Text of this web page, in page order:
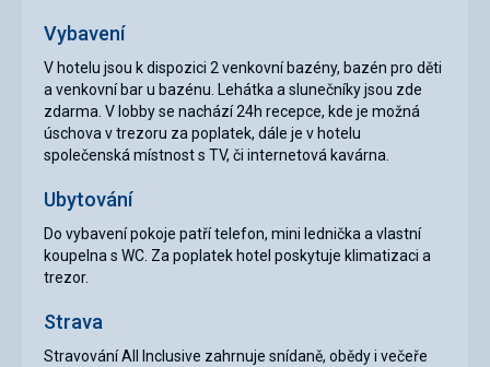
Vybavení
V hotelu jsou k dispozici 2 venkovní bazény, bazén pro děti
a venkovní bar u bazénu. Lehátka a slunečníky jsou zde
zdarma. V lobby se nachází 24h recepce, kde je možná
úschova v trezoru za poplatek, dále je v hotelu
společenská místnost s TV, či internetová kavárna.
Ubytování
Do vybavení pokoje patří telefon, mini lednička a vlastní
koupelna s WC. Za poplatek hotel poskytuje klimatizaci a
trezor.
Strava
Stravování All Inclusive zahrnuje snídaně, obědy i večeře